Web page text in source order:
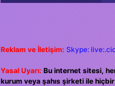
Reklam ve İletişim: Skype:
Yasal Uyarı: Bu internet sitesi,
kurum veya şahıs şirketi ile hiçbir